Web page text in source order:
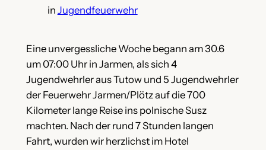
in Jugendfeuerwehr
Eine unvergessliche Woche begann am 30.6
um 07:00 Uhr in Jarmen, als sich 4
Jugendwehrler aus Tutow und 5 Jugendwehrler
der Feuerwehr Jarmen/Plötz auf die 700
Kilometer lange Reise ins polnische Susz
machten. Nach der rund 7 Stunden langen
Fahrt, wurden wir herzlichst im Hotel